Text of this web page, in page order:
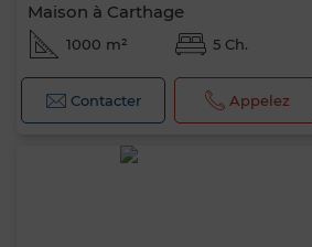
Maison à Carthage
1000 m² 5 Ch.
Contacter Appelez